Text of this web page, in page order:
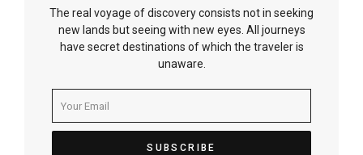
The real voyage of discovery consists not in seeking
new lands but seeing with new eyes. All journeys
have secret destinations of which the traveler is
unaware.